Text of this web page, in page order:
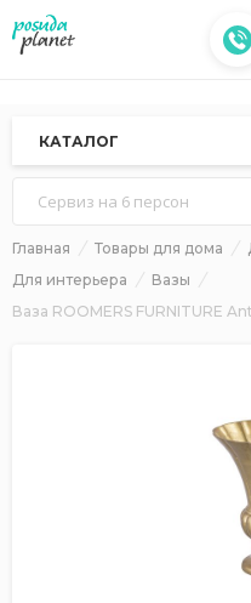
КАТАЛОГ
Сервиз на 6 персон
Главная Товары для дома
Для интерьера
Вазы
Ваза ROOMERS FURNITURE